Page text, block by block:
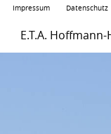
Impressum Datenschutz
E.T.A. Hoffmann-